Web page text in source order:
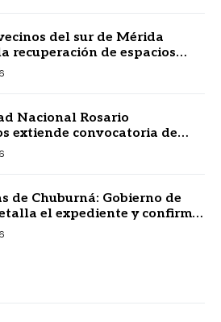
del sur de Mérida
recuperación de espacios
Nacional Rosario
extiende convocatoria de
de agosto
de Chuburná: Gobierno de
el expediente y confirma
Semarnat y Profepa